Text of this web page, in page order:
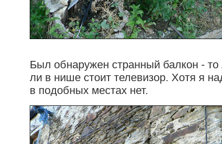
Был обнаружен странный балкон - то
ли в нише стоит телевизор. Хотя я
в подобных местах нет.